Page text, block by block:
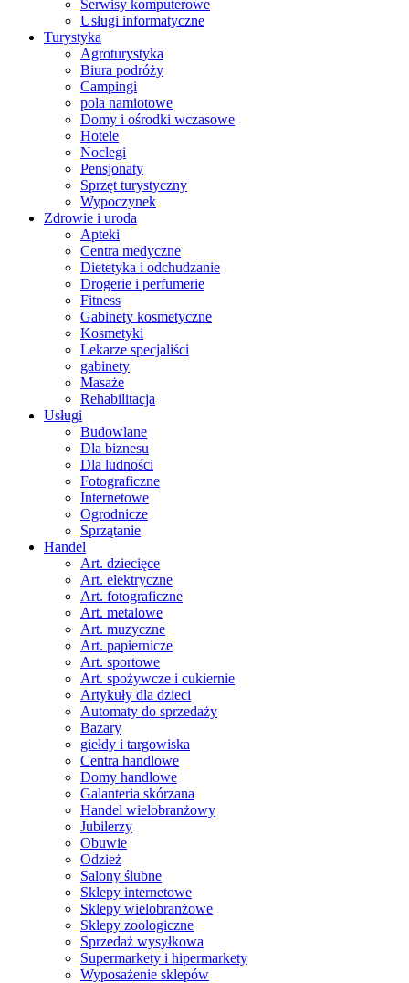
Serwisy komputerowe
Usługi informatyczne
Turystyka
Agroturystyka
Biura podróży
Campingi
pola namiotowe
Domy i ośrodki wczasowe
Hotele
Noclegi
Pensjonaty
Sprzęt turystyczny
Wypoczynek
Zdrowie i uroda
Apteki
Centra medyczne
Dietetyka i odchudzanie
Drogerie i perfumerie
Fitness
Gabinety kosmetyczne
Kosmetyki
Lekarze specjaliści
gabinety
Masaże
Rehabilitacja
Usługi
Budowlane
Dla biznesu
Dla ludności
Fotograficzne
Internetowe
Ogrodnicze
Sprzątanie
Handel
Art. dziecięce
Art. elektryczne
Art. fotograficzne
Art. metalowe
Art. muzyczne
Art. papiernicze
Art. sportowe
Art. spożywcze i cukiernie
Artykuły dla dzieci
Automaty do sprzedaży
Bazary
giełdy i targowiska
Centra handlowe
Domy handlowe
Galanteria skórzana
Handel wielobranżowy
Jubilerzy
Obuwie
Odzież
Salony ślubne
Sklepy internetowe
Sklepy wielobranżowe
Sklepy zoologiczne
Sprzedaż wysyłkowa
Supermarkety i hipermarkety
Wyposażenie sklepów